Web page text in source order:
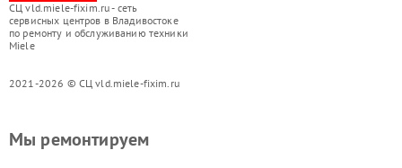
СЦ vld.miele-fixim.ru - сеть
сервисных центров в Владивостоке
по ремонту и обслуживанию техники
Miele
2021-2026 © СЦ vld.miele-fixim.ru
Мы ремонтируем